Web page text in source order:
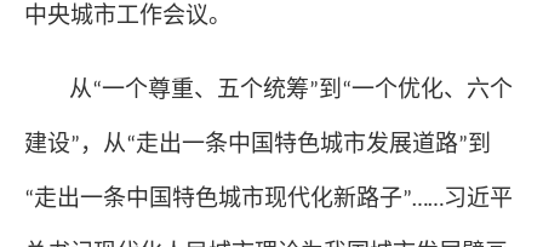
中央城市工作会议。
从“一个尊重、五个统筹”到 “一个优化、六个
建设” ，从“走出一条中国特色城市发展道路”到
“走出一条中国特色城市现代化新路子”……习近平